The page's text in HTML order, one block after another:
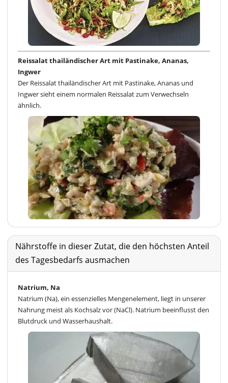
Reissalat thailändischer Art mit Pastinake, Ananas,
Ingwer
Der Reissalat thailändischer Art mit Pastinake, Ananas und
Ingwer sieht einem normalen Reissalat zum Verwechseln
ähnlich.
Nährstoffe in dieser Zutat, die den höchsten Anteil
des Tagesbedarfs ausmachen
Natrium, Na
Natrium (Na), ein essenzielles Mengenelement, liegt in unserer
Nahrung meist als Kochsalz vor (NaCl). Natrium beeinflusst den
Blutdruck und Wasserhaushalt.